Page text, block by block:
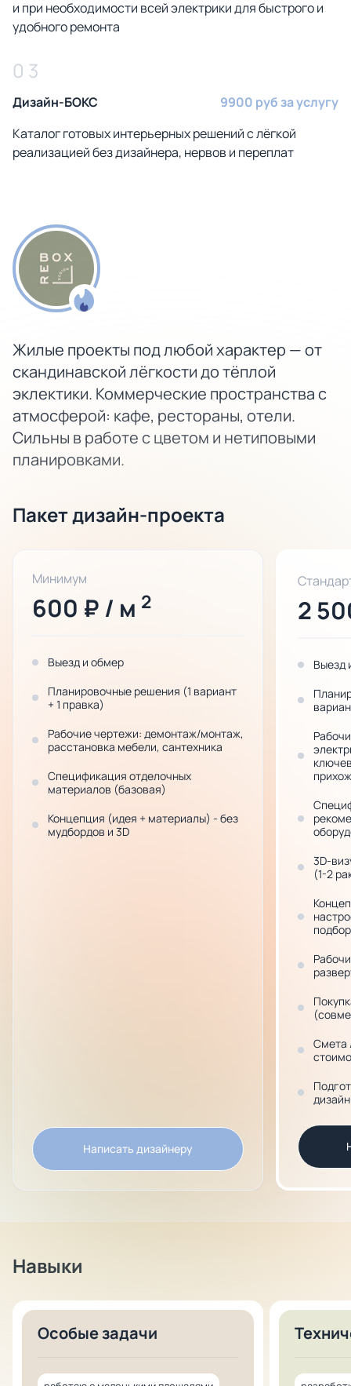
и при необходимости всей электрики для быстрого и
удобного ремонта
0 3
Дизайн-БОКС
9900 руб за услугу
Каталог готовых интерьерных решений с лёгкой
реализацией без дизайнера, нервов и переплат
Жилые проекты под любой характер — от
скандинавской лёгкости до тёплой
эклектики. Коммерческие пространства с
атмосферой: кафе, рестораны, отели.
Сильны в работе с цветом и нетиповыми
планировками.
Пакет дизайн-проекта
Минимум
600 ₽ / м 2
Выезд и обмер
Планировочные решения (1 вариант
+ 1 правка)
Рабочие чертежи: демонтаж/монтаж,
расстановка мебели, сантехника
Спецификация отделочных
материалов (базовая)
Концепция (идея + материалы) - без
мудбордов и 3D
Написать дизайнеру
2
Выезд
3D-
(1-2
Смета
Навыки
Особые задачи